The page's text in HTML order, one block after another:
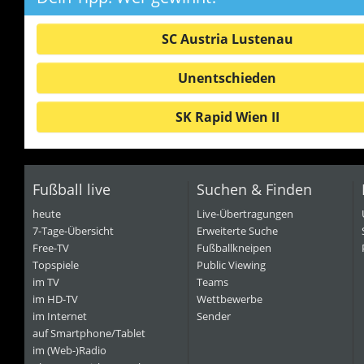
SC Austria Lustenau
Unentschieden
SK Rapid Wien II
Fußball live
heute
7-Tage-Übersicht
Free-TV
Topspiele
im TV
im HD-TV
im Internet
auf Smartphone/Tablet
im (Web-)Radio
Suchen & Finden
Live-Übertragungen
Erweiterte Suche
Fußballkneipen
Public Viewing
Teams
Wettbewerbe
Sender